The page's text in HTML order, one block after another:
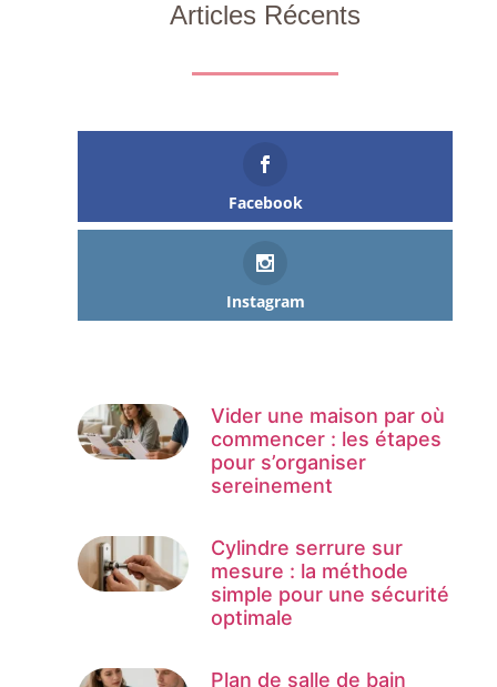
Articles Récents
Facebook
Instagram
Vider une maison par où
commencer : les étapes
pour s’organiser
sereinement
Cylindre serrure sur
mesure : la méthode
simple pour une sécurité
optimale
Plan de salle de bain